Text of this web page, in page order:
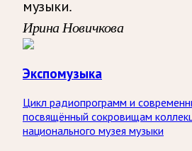
музыки.
Ирина Новичкова
Экспомузыка
Цикл радиопрограмм и
посвящённый сокровищам
национального музея музыки